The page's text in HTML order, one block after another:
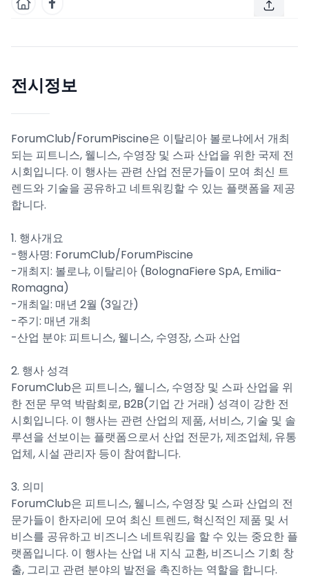
전시정보
ForumClub/ForumPiscine은 이탈리아 볼로냐에서 개최
되는 피트니스, 웰니스, 수영장 및 스파 산업을 위한 국제 전
시회입니다. 이 행사는 관련 산업 전문가들이 모여 최신 트
렌드와 기술을 공유하고 네트워킹할 수 있는 플랫폼을 제공
합니다.
1. 행사개요
-행사명: ForumClub/ForumPiscine
-개최지: 볼로냐, 이탈리아 (BolognaFiere SpA, Emilia-
Romagna)
-개최일: 매년 2월 (3일간)
-주기: 매년 개최
-산업 분야: 피트니스, 웰니스, 수영장, 스파 산업
2. 행사 성격
ForumClub은 피트니스, 웰니스, 수영장 및 스파 산업을 위
한 전문 무역 박람회로, B2B(기업 간 거래) 성격이 강한 전
시회입니다. 이 행사는 관련 산업의 제품, 서비스, 기술 및 솔
루션을 선보이는 플랫폼으로서 산업 전문가, 제조업체, 유통
업체, 시설 관리자 등이 참여합니다.
3. 의미
ForumClub은 피트니스, 웰니스, 수영장 및 스파 산업의 전
문가들이 한자리에 모여 최신 트렌드, 혁신적인 제품 및 서
비스를 공유하고 비즈니스 네트워킹을 할 수 있는 중요한 플
랫폼입니다. 이 행사는 산업 내 지식 교환, 비즈니스 기회 창
출, 그리고 관련 분야의 발전을 촉진하는 역할을 합니다.